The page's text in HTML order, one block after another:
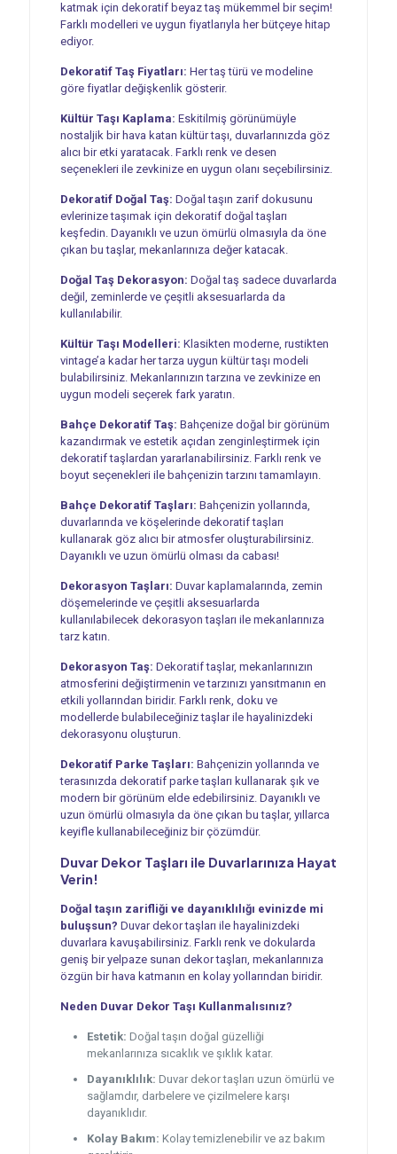
katmak için dekoratif beyaz taş mükemmel bir seçim!
Farklı modelleri ve uygun fiyatlarıyla her bütçeye hitap
ediyor.
Dekoratif Taş Fiyatları: Her taş türü ve modeline
göre fiyatlar değişkenlik gösterir.
Kültür Taşı Kaplama: Eskitilmiş görünümüyle
nostaljik bir hava katan kültür taşı, duvarlarınızda göz
alıcı bir etki yaratacak. Farklı renk ve desen
seçenekleri ile zevkinize en uygun olanı seçebilirsiniz.
Dekoratif Doğal Taş: Doğal taşın zarif dokusunu
evlerinize taşımak için dekoratif doğal taşları
keşfedin. Dayanıklı ve uzun ömürlü olmasıyla da öne
çıkan bu taşlar, mekanlarınıza değer katacak.
Doğal Taş Dekorasyon: Doğal taş sadece duvarlarda
değil, zeminlerde ve çeşitli aksesuarlarda da
kullanılabilir.
Kültür Taşı Modelleri: Klasikten moderne, rustikten
vintage’a kadar her tarza uygun kültür taşı modeli
bulabilirsiniz. Mekanlarınızın tarzına ve zevkinize en
uygun modeli seçerek fark yaratın.
Bahçe Dekoratif Taş: Bahçenize doğal bir görünüm
kazandırmak ve estetik açıdan zenginleştirmek için
dekoratif taşlardan yararlanabilirsiniz. Farklı renk ve
boyut seçenekleri ile bahçenizin tarzını tamamlayın.
Bahçe Dekoratif Taşları: Bahçenizin yollarında,
duvarlarında ve köşelerinde dekoratif taşları
kullanarak göz alıcı bir atmosfer oluşturabilirsiniz.
Dayanıklı ve uzun ömürlü olması da cabası!
Dekorasyon Taşları: Duvar kaplamalarında, zemin
döşemelerinde ve çeşitli aksesuarlarda
kullanılabilecek dekorasyon taşları ile mekanlarınıza
tarz katın.
Dekorasyon Taş: Dekoratif taşlar, mekanlarınızın
atmosferini değiştirmenin ve tarzınızı yansıtmanın en
etkili yollarından biridir. Farklı renk, doku ve
modellerde bulabileceğiniz taşlar ile hayalinizdeki
dekorasyonu oluşturun.
Dekoratif Parke Taşları: Bahçenizin yollarında ve
terasınızda dekoratif parke taşları kullanarak şık ve
modern bir görünüm elde edebilirsiniz. Dayanıklı ve
uzun ömürlü olmasıyla da öne çıkan bu taşlar, yıllarca
keyifle kullanabileceğiniz bir çözümdür.
Duvar Dekor Taşları ile Duvarlarınıza Hayat
Verin!
Doğal taşın zarifliği ve dayanıklılığı evinizde mi
buluşsun? Duvar dekor taşları ile hayalinizdeki
duvarlara kavuşabilirsiniz. Farklı renk ve dokularda
geniş bir yelpaze sunan dekor taşları, mekanlarınıza
özgün bir hava katmanın en kolay yollarından biridir.
Neden Duvar Dekor Taşı Kullanmalısınız?
Estetik: Doğal taşın doğal güzelliği
mekanlarınıza sıcaklık ve şıklık katar.
Dayanıklılık: Duvar dekor taşları uzun ömürlü ve
sağlamdır, darbelere ve çizilmelere karşı
dayanıklıdır.
Kolay Bakım: Kolay temizlenebilir ve az bakım